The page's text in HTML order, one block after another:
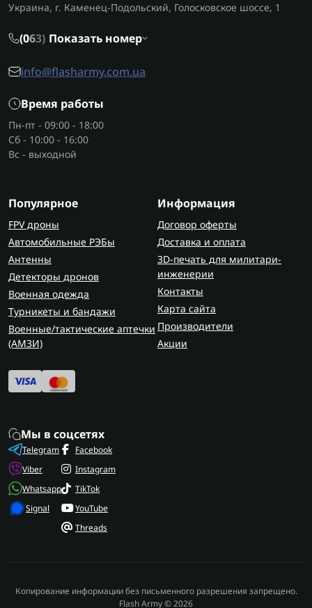
Украина, г. Каменец-Подольский, Голосковское шоссе, 1
(063) Показать номер
info@flasharmy.com.ua
Время работы
Пн-пт - 09:00 - 18:00
Сб - 10:00 - 16:00
Вс - выходной
Популярное
FPV дроны
Автомобильные РЭБы
Антенны
Детекторы дронов
Военная одежда
Турникеты и бандажи
Военные/тактические аптечки
(AMЗИ)
Информация
Договор оферты
Доставка и оплата
3D-печать для милитари-
инженерии
Контакты
Карта сайта
Производители
Акции
Мы в соцсетях
Telegram
Viber
Whatsapp
Signal
Facebook
Instagram
TikTok
YouTube
Threads
Копирование информации без письменного разрешения запрещено.
Flash Army © 2026